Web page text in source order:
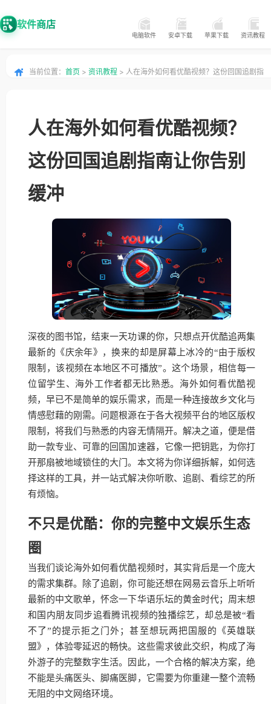
软件商店
电脑软件 安卓下载 苹果下载 资讯教程
当前位置： 首页 > 资讯教程 > 人在海外如何看优酷视频？这份回国追剧指
人在海外如何看优酷视频？
这份回国追剧指南让你告别
缓冲
深夜的图书馆，结束一天功课的你，只想点开优酷追两集
最新的《庆余年》，换来的却是屏幕上冰冷的“由于版权
限制，该视频在本地区不可播放”。这个场景，相信每一
位留学生、海外工作者都无比熟悉。海外如何看优酷视
频，早已不是简单的娱乐需求，而是一种连接故乡文化与
情感慰藉的刚需。问题根源在于各大视频平台的地区版权
限制，将我们与熟悉的内容无情隔开。解决之道，便是借
助一款专业、可靠的回国加速器，它像一把钥匙，为你打
开那扇被地域锁住的大门。本文将为你详细拆解，如何选
择这样的工具，并一站式解决你听歌、追剧、看综艺的所
有烦恼。
不只是优酷：你的完整中文娱乐生态
圈
当我们谈论海外如何看优酷视频时，其实背后是一个庞大
的需求集群。除了追剧，你可能还想在网易云音乐上听听
最新的中文歌单，怀念一下华语乐坛的黄金时代；周末想
和国内朋友同步追看腾讯视频的独播综艺，却总是被“看
不了”的提示拒之门外；甚至想玩两把国服的《英雄联
盟》，体验零延迟的畅快。这些需求彼此交织，构成了海
外游子的完整数字生活。因此，一个合格的解决方案，绝
不能是头痛医头、脚痛医脚，它需要为你重建一整个流畅
无阻的中文网络环境。